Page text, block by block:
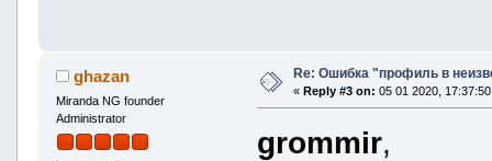
ghazan
Miranda NG founder
Administrator
Re: Ошибка "профиль в
« Reply #3 on: 05 01 2020,
grommir,